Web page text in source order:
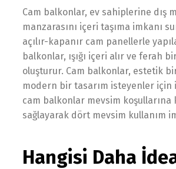
Cam balkonlar, ev sahiplerine dış
manzarasını içeri taşıma imkanı
açılır-kapanır cam panellerle
balkonlar, ışığı içeri alır ve ferah
oluşturur. Cam balkonlar, estetik
modern bir tasarım isteyenler için
cam balkonlar mevsim koşullarına
sağlayarak dört mevsim kullanım
Hangisi Daha